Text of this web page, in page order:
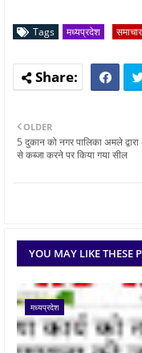
Tags मध्यप्रदेश समाचार
OLDER
5 दुकान को नगर पालिका अमले
से कब्जा करने पर किया गया सील
YOU MAY LIKE THESE
मध्यप्रदेश